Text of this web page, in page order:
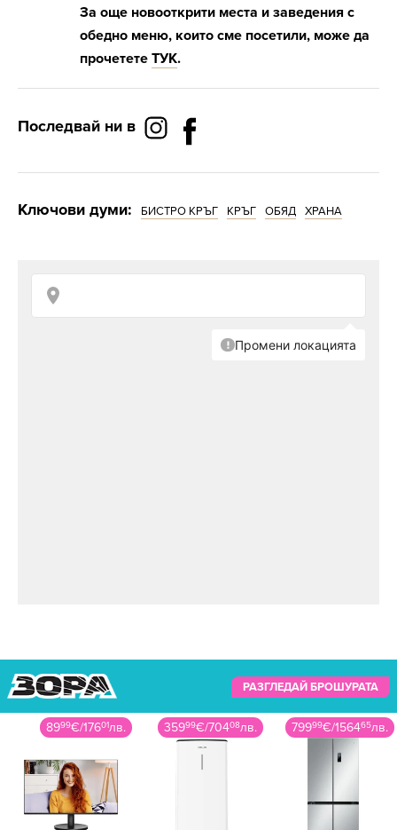
За още новооткрити места и заведения с
обедно меню, които сме посетили, може да
прочетете ТУК.
Последвай ни в
Ключови думи: БИСТРО КРЪГ КРЪГ ОБЯД ХРАНА
РАЗГЛЕДАЙ БРОШУРАТА
8999€/17601лв. 35999€/70408лв. 79999€/156465лв.